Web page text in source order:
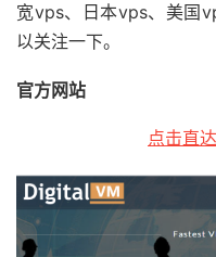
宽vps、日本vps、美国
以关注一下。
官方网站
点击直